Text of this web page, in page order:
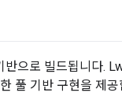
으로 빌드됩니다.
풀 기반 구현을 제공